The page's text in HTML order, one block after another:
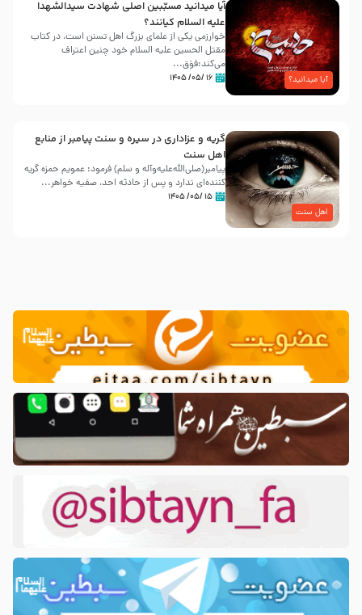
آیا میدانید؟
آیا میدانید مسبّبین اصلی شهادت سیدالشهدا
علیه ‌السلام کیانند؟
خوارزمی یکی از علمای بزرگ اهل تسنن است، در کتاب
مقتل الحسین علیه ‌السلام خود چنین اعتراف
می‌کند:فوَق...
۱۶ /۰۵/ ۱۴۰۵
اهل سنت
گریه و عزاداری در سیره و سنت پیامبر از منابع
اهل سنت
پیامبر(صلی‌الله‌علیه‌وآله و سلم) فرمود: عمویم حمزه گریه
کننده‌ای ندارد و پس از حادثه احد، صفیه خواهر...
۱۵ /۰۵/ ۱۴۰۵